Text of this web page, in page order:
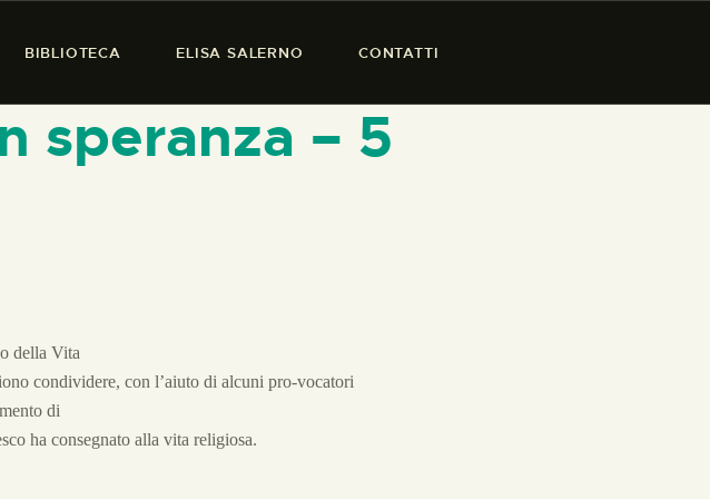
BIBLIOTECA ELISA SALERNO CONTATTI
speranza – 5
della Vita
condividere, con l’aiuto di alcuni pro-vocatori
di
ha consegnato alla vita religiosa.